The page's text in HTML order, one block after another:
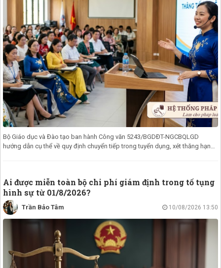
Bộ Giáo dục và Đào tạo ban hành Công văn 5243/BGDĐT-NGCBQLGD
hướng dẫn cụ thể về quy định chuyển tiếp trong tuyển dụng, xét thăng hạng
Ai được miễn toàn bộ chi phí giám định trong tố tụng
hình sự từ 01/8/2026?
Trần Bảo Tâm 10/08/2026 13:50